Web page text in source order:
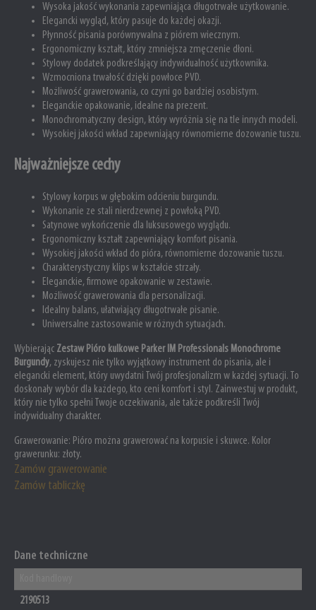
Wysoka jakość wykonania zapewniająca długotrwałe użytkowanie.
Elegancki wygląd, który pasuje do każdej okazji.
Płynność pisania porównywalna z piórem wiecznym.
Ergonomiczny kształt, który zmniejsza zmęczenie dłoni.
Stylowy dodatek podkreślający indywidualność użytkownika.
Wzmocniona trwałość dzięki powłoce PVD.
Możliwość grawerowania, co czyni go bardziej osobistym.
Eleganckie opakowanie, idealne na prezent.
Monochromatyczny design, który wyróżnia się na tle innych modeli.
Wysokiej jakości wkład zapewniający równomierne dozowanie tuszu.
Najważniejsze cechy
Stylowy korpus w głębokim odcieniu burgundu.
Wykonanie ze stali nierdzewnej z powłoką PVD.
Satynowe wykończenie dla luksusowego wyglądu.
Ergonomiczny kształt zapewniający komfort pisania.
Wysokiej jakości wkład do pióra, równomierne dozowanie tuszu.
Charakterystyczny klips w kształcie strzały.
Eleganckie, firmowe opakowanie w zestawie.
Możliwość grawerowania dla personalizacji.
Idealny balans, ułatwiający długotrwałe pisanie.
Uniwersalne zastosowanie w różnych sytuacjach.
Wybierając Zestaw Pióro kulkowe Parker IM Professionals Monochrome
Burgundy, zyskujesz nie tylko wyjątkowy instrument do pisania, ale i
elegancki element, który uwydatni Twój profesjonalizm w każdej sytuacji. To
doskonały wybór dla każdego, kto ceni komfort i styl. Zainwestuj w produkt,
który nie tylko spełni Twoje oczekiwania, ale także podkreśli Twój
indywidualny charakter.
Grawerowanie: Pióro można grawerować na korpusie i skuwce. Kolor
grawerunku: złoty.
Zamów grawerowanie
Zamów tabliczkę
Dane techniczne
2190513